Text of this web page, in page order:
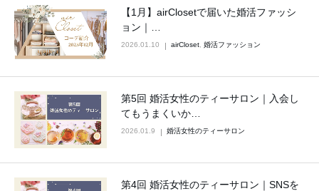
【1月】airClosetで届いた婚活ファッシ
ョン｜…
2026.01.10 airCloset 婚活ファッション
第5回 婚活女性のティーサロン｜入会し
てもうまくいか…
2026.01.9 婚活女性のティーサロン
第4回 婚活女性のティーサロン｜SNSを